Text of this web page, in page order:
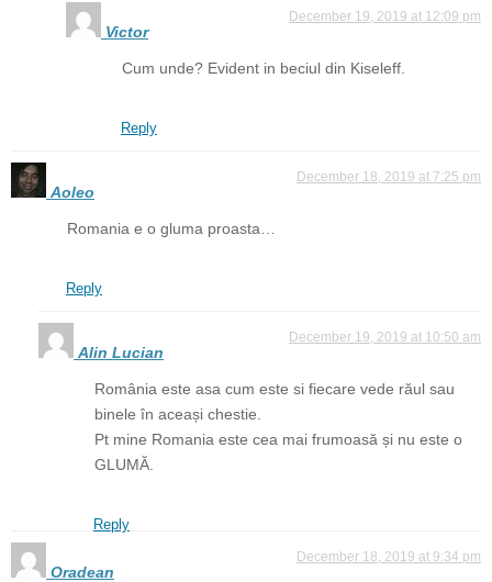
Victor
December 19, 2019 at 12:09 pm
Cum unde? Evident in beciul din Kiseleff.
Reply
Aoleo
December 18, 2019 at 7:25 pm
Romania e o gluma proasta…
Reply
Alin Lucian
December 19, 2019 at 10:50 am
România este asa cum este si fiecare vede răul sau
binele în aceași chestie.
Pt mine Romania este cea mai frumoasă și nu este o
GLUMĂ.
Reply
Oradean
December 18, 2019 at 9:34 pm